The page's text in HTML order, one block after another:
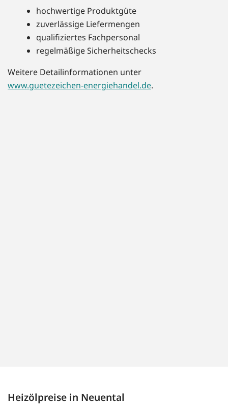
hochwertige Produktgüte
zuverlässige Liefermengen
qualifiziertes Fachpersonal
regelmäßige Sicherheitschecks
Weitere Detailinformationen unter
www.guetezeichen-energiehandel.de.
Heizölpreise in Neuental